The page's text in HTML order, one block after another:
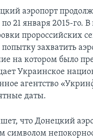
аэропорт
21 января 2015-го.
пророссийских
захватить
на котором было
Украинское
агентство
даты.
что Донецкий
символом